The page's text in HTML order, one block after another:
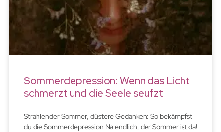
Sommerdepression: Wenn das Licht
schmerzt und die Seele seufzt
Strahlender Sommer, düstere Gedanken: So bekämpfst
du die Sommerdepression Na endlich, der Sommer ist da!